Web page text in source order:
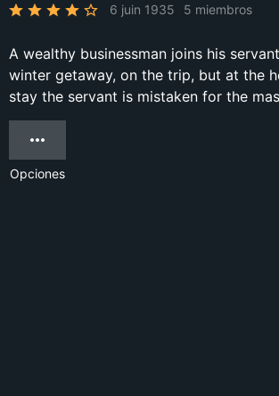
6 juin 1935 5 miembros
A wealthy businessman joins his
winter getaway, on the trip, but at the
stay the servant is mistaken for the
Opciones